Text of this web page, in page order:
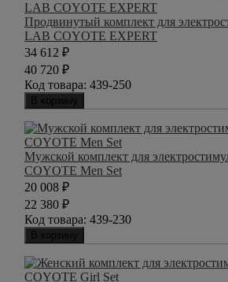
Продвинутый комплект для
LAB COYOTE EXPERT
34 612 ₽
40 720 ₽
Код товара: 439-250
В корзину
Мужской комплект для
COYOTE Men Set
20 008 ₽
22 380 ₽
Код товара: 439-230
В корзину